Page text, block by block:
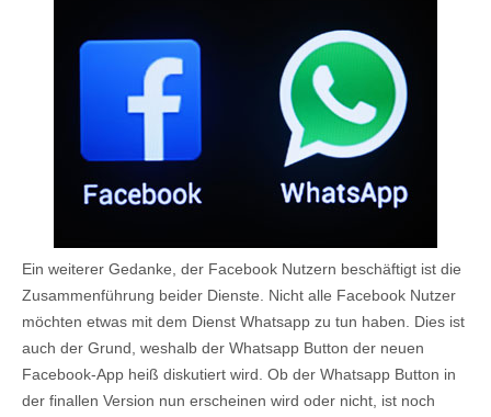
Ein weiterer Gedanke, der Facebook Nutzern beschäftigt ist die
Zusammenführung beider Dienste. Nicht alle Facebook Nutzer
möchten etwas mit dem Dienst Whatsapp zu tun haben. Dies ist
auch der Grund, weshalb der Whatsapp Button der neuen
Facebook-App heiß diskutiert wird. Ob der Whatsapp Button in
der finallen Version nun erscheinen wird oder nicht, ist noch